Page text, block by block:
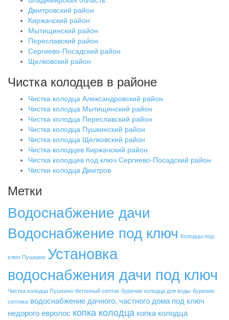
Дмитровский район
Киржачский район
Мытищинский район
Переславский район
Сергиево-Посадский район
Щелковский район
Чистка колодцев в районе
Чистка колодца Александровский район
Чистка колодца Мытищинский район
Чистка колодца Переславский район
Чистка колодца Пушкинский район
Чистка колодца Щелковский район
Чистка колодцев Киржачский район
Чистка колодцев под ключ Сергиево-Посадский район
Чистки колодца Дмитров
Метки
Водоснабжение дачи
Водоснабжение под ключ
Колодцы под
ключ Пушкино Установка
водоснабжения дачи под ключ
Чистка колодца Пушкино бетонный септик бурение колодца для воды бурение
септика водоснабжение дачного, частного дома под ключ
недорого евролос копка колодца копка колодца